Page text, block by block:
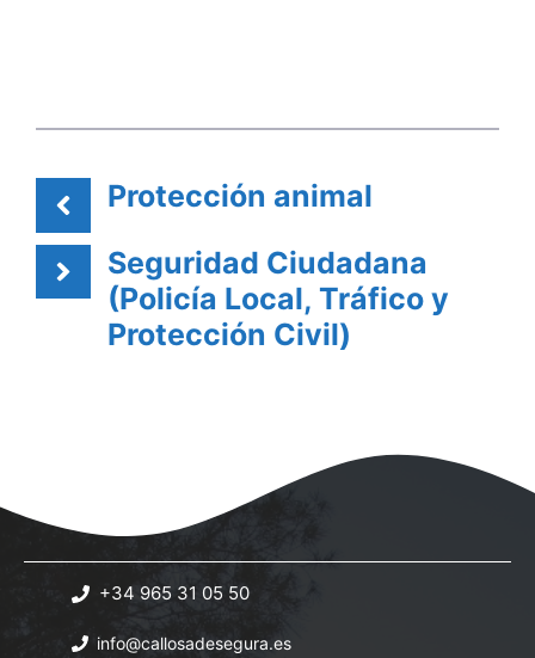
Protección animal
Seguridad Ciudadana
(Policía Local, Tráfico y
Protección Civil)
+34 965 31 05 50
info@callosadesegura.es